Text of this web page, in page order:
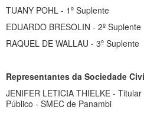
TUANY POHL - 1º Suplente
EDUARDO BRESOLIN - 2º Suplente
RAQUEL DE WALLAU - 3º Suplente
Representantes da Sociedade
JENIFER LETICIA THIELKE -
Público - SMEC de Panambi